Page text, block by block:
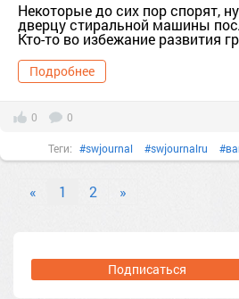
Некоторые до сих пор спорят,
дверцу стиральной машины
Кто-то во избежание развития
Подробнее
0 0
Теги: #swjournal #swjournalru
« 1 2 »
Подписаться